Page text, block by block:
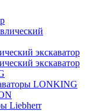
экскаватор
экскаватор
LONKING
Liebherr